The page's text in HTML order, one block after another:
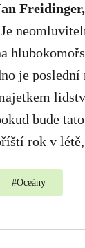
je
bude
rok v létě,
#Oceány